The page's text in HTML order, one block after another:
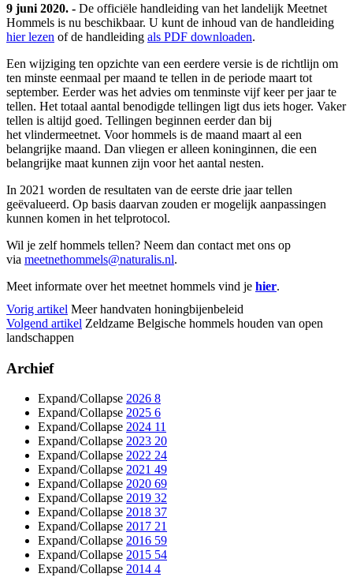
9 juni 2020. - De officiële handleiding van het landelijk Meetnet
Hommels is nu beschikbaar. U kunt de inhoud van de handleiding
hier lezen of de handleiding als PDF downloaden.
Een wijziging ten opzichte van een eerdere versie is de richtlijn om
ten minste eenmaal per maand te tellen in de periode maart tot
september. Eerder was het advies om tenminste vijf keer per jaar te
tellen. Het totaal aantal benodigde tellingen ligt dus iets hoger. Vaker
tellen is altijd goed. Tellingen beginnen eerder dan bij
het vlindermeetnet. Voor hommels is de maand maart al een
belangrijke maand. Dan vliegen er alleen koninginnen, die een
belangrijke maat kunnen zijn voor het aantal nesten.
In 2021 worden de resultaten van de eerste drie jaar tellen
geëvalueerd. Op basis daarvan zouden er mogelijk aanpassingen
kunnen komen in het telprotocol.
Wil je zelf hommels tellen? Neem dan contact met ons op
via meetnethommels@naturalis.nl.
Meet informate over het meetnet hommels vind je hier.
Vorig artikel Meer handvaten honingbijenbeleid
Volgend artikel Zeldzame Belgische hommels houden van open
landschappen
Archief
Expand/Collapse 2026 8
Expand/Collapse 2025 6
Expand/Collapse 2024 11
Expand/Collapse 2023 20
Expand/Collapse 2022 24
Expand/Collapse 2021 49
Expand/Collapse 2020 69
Expand/Collapse 2019 32
Expand/Collapse 2018 37
Expand/Collapse 2017 21
Expand/Collapse 2016 59
Expand/Collapse 2015 54
Expand/Collapse 2014 4